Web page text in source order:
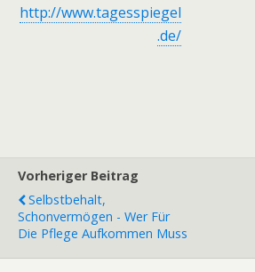
http://www.tagesspiegel
.de/
Vorheriger Beitrag
Selbstbehalt,
Schonvermögen - Wer Für
Die Pflege Aufkommen Muss